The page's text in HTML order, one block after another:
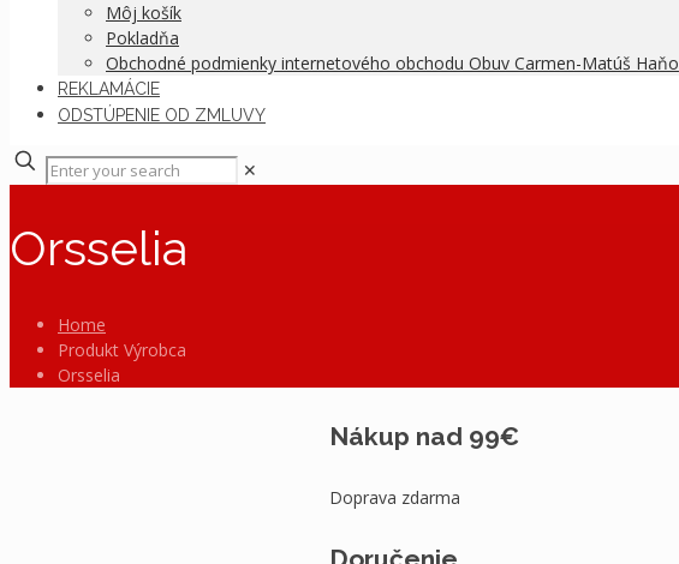
Môj košík
Pokladňa
Obchodné podmienky internetového obchodu Obuv Carmen-Matúš Haňo
REKLAMÁCIE
ODSTÚPENIE OD ZMLUVY
✕
Orsselia
Home
Produkt Výrobca
Orsselia
Nákup nad 99€
Doprava zdarma